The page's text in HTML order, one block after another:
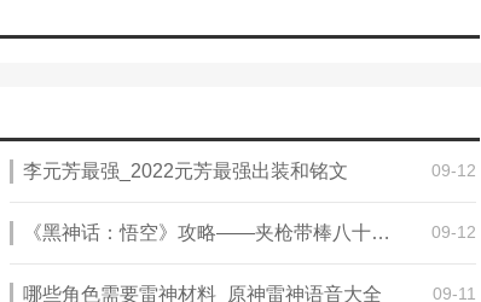
李元芳最强_2022元芳最强出装和铭文 09-12
《黑神话：悟空》攻略——夹枪带棒八十难成就攻略分享 09-12
哪些角色需要雷神材料_原神雷神语音大全 09-11